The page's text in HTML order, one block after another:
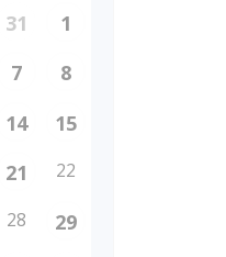
31
1
7
8
14 15
21 22
28 29